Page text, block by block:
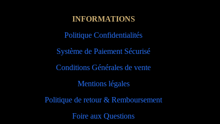
INFORMATIONS
Politique Confidentialités
Système de Paiement Sécurisé
Conditions Générales de vente
Mentions légales
Politique de retour & Remboursement
Foire aux Questions